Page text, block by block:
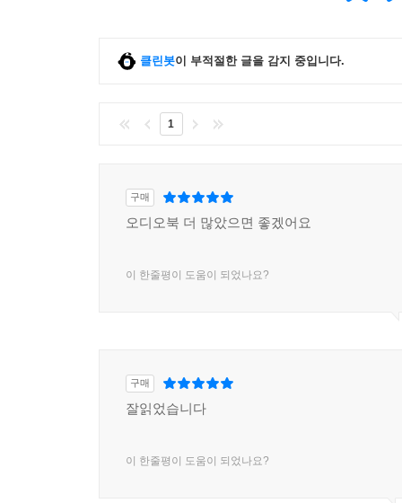
클린봇이 부적절한 글을 감지 중입니다.
1
구매
오디오북 더 많았으면 좋겠어요
이 한줄평이 도움이 되었나요?
구매
잘읽었습니다
이 한줄평이 도움이 되었나요?